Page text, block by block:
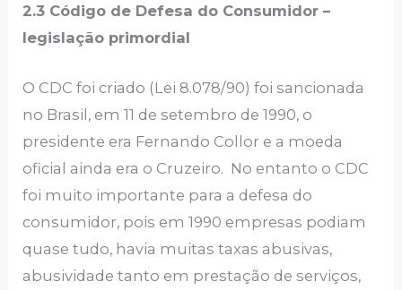
2.3 Código de Defesa do Consumidor –
legislação primordial
O CDC foi criado (Lei 8.078/90) foi sancionada
no Brasil, em 11 de setembro de 1990, o
presidente era Fernando Collor e a moeda
oficial ainda era o Cruzeiro. No entanto o CDC
foi muito importante para a defesa do
consumidor, pois em 1990 empresas podiam
quase tudo, havia muitas taxas abusivas,
abusividade tanto em prestação de serviços,